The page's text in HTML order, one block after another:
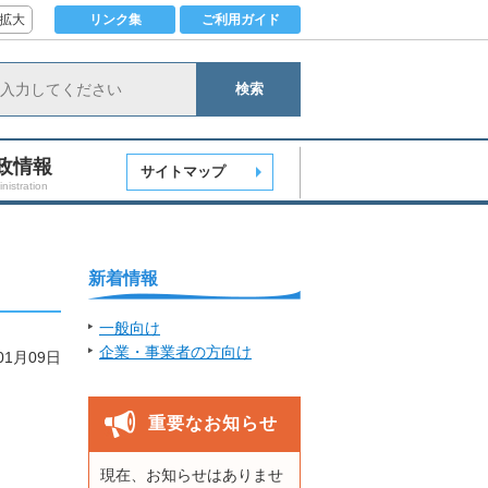
拡大 リンク集 ご利用ガイド
検索
情報 サイトマップ
月09日
新着情報
一般向け
企業・事業者の方向け
重要なお知らせ
現在、お知らせはありませ